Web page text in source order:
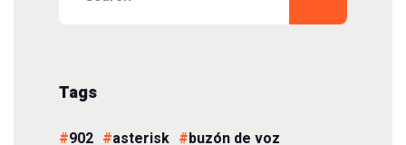
Tags
902 asterisk
buzón de voz